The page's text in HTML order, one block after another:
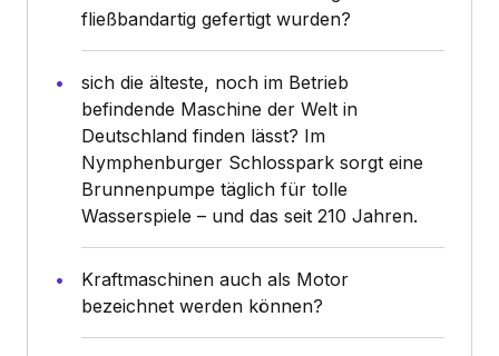
fließbandartig gefertigt wurden?
sich die älteste, noch im Betrieb
befindende Maschine der Welt in
Deutschland finden lässt? Im
Nymphenburger Schlosspark sorgt eine
Brunnenpumpe täglich für tolle
Wasserspiele – und das seit 210 Jahren.
Kraftmaschinen auch als Motor
bezeichnet werden können?